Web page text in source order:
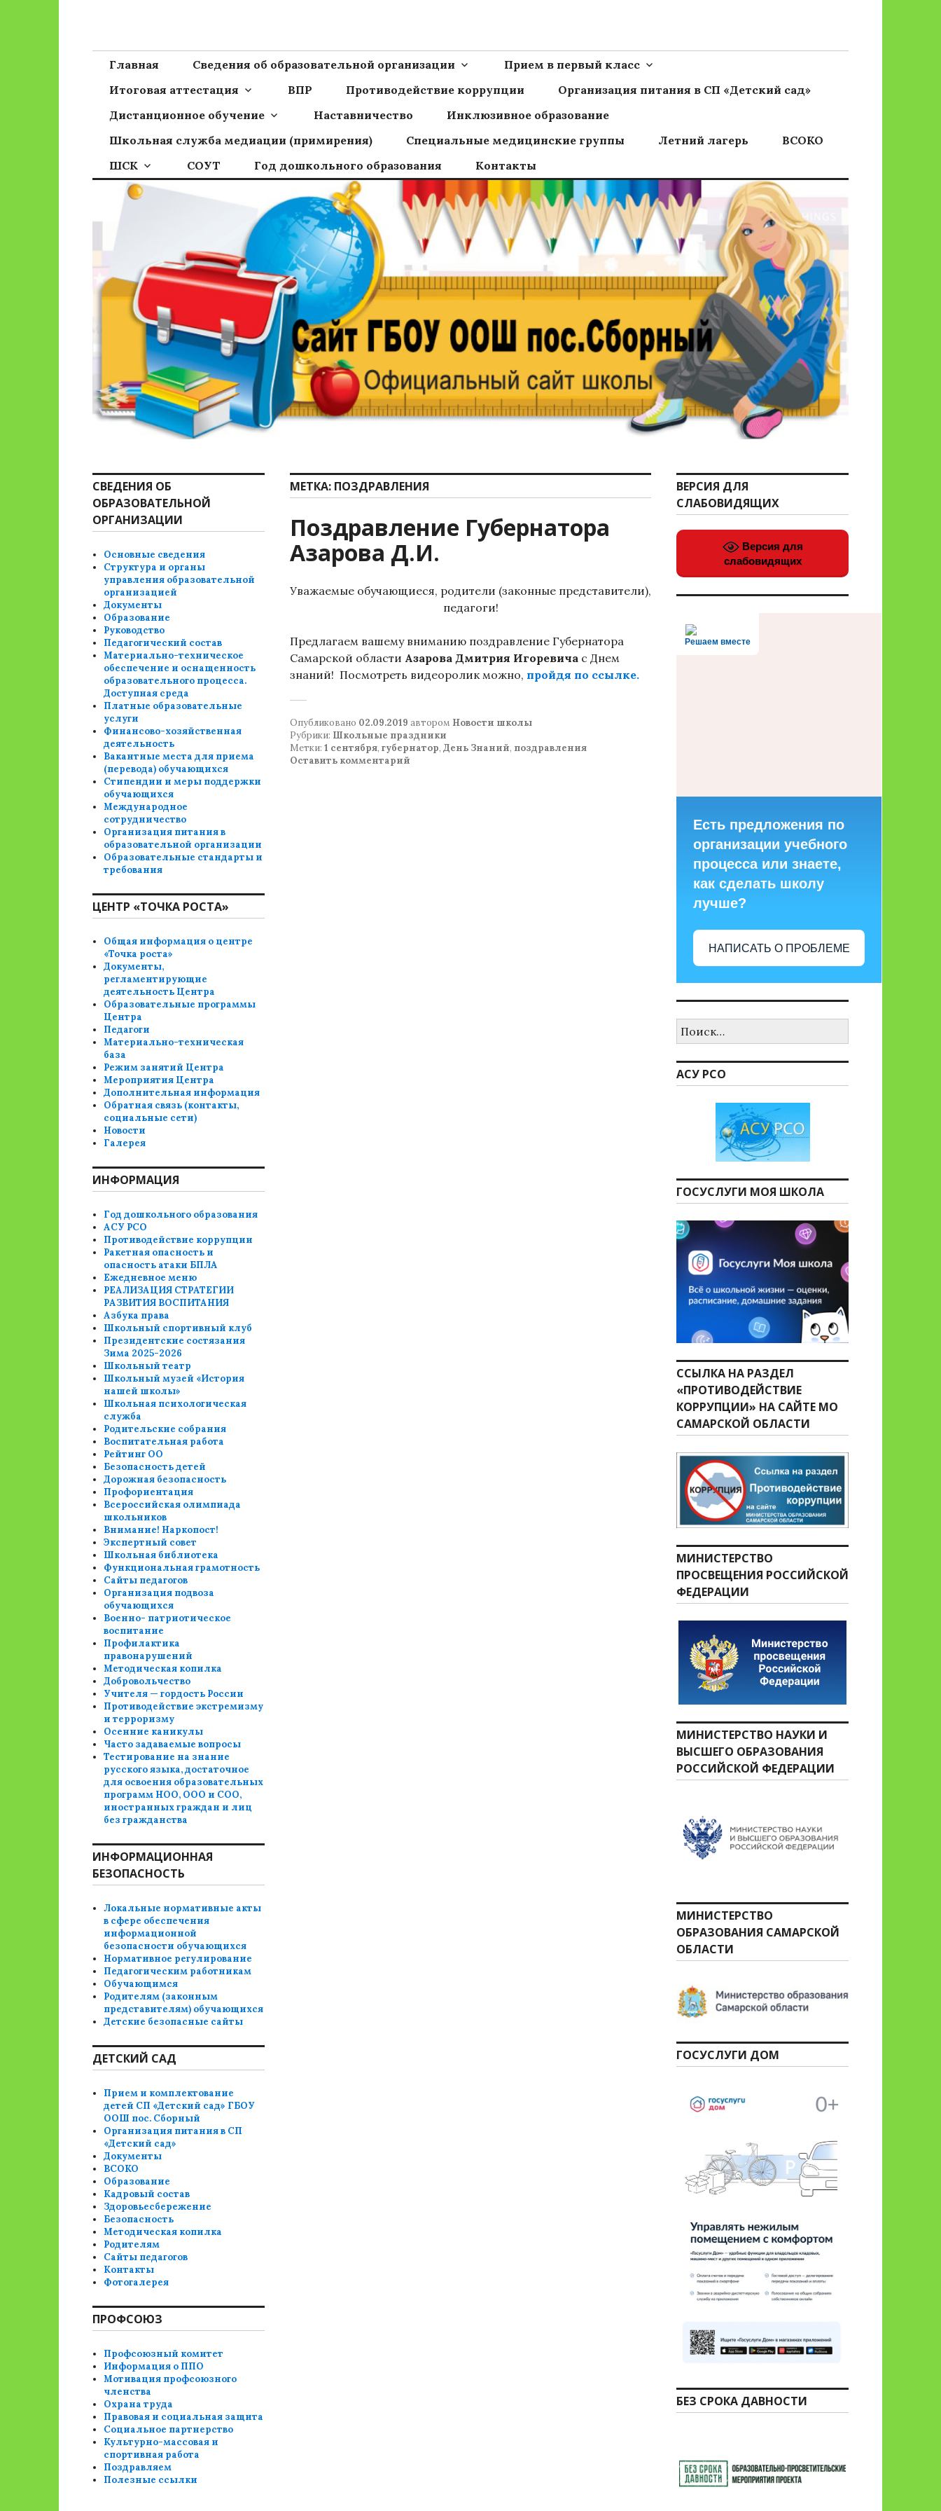
Сайт ГБОУ ООШ пос.Сборный
Главная Сведения об образовательной организации
Прием в первый класс
Итоговая аттестация
ВПР Противодействие коррупции
Организация питания в СП «Детский сад»
Дистанционное обучение
Наставничество
Инклюзивное образование
Школьная служба медиации (примирения)
Специальные медицинские группы Летний лагерь
ВСОКО
ШСК
СОУТ Год дошкольного образования Контакты
МЕТКА: ПОЗДРАВЛЕНИЯ
Поздравление Губернатора
Азарова Д.И.
Уважаемые обучающиеся, родители (законные представители),
педагоги!
Предлагаем вашему вниманию поздравление Губернатора
Самарской области Азарова Дмитрия Игоревича с Днем
знаний! Посмотреть видеоролик можно, пройдя по ссылке.
Опубликовано 02.09.2019 автором Новости школы
Рубрики: Школьные праздники
Метки: 1 сентября, губернатор, День Знаний, поздравления
Оставить комментарий
СВЕДЕНИЯ ОБ
ОБРАЗОВАТЕЛЬНОЙ
ОРГАНИЗАЦИИ
Основные сведения
Структура и органы
управления образовательной
организацией
Документы
Образование
Руководство
Педагогический состав
Материально-техническое
обеспечение и оснащенность
образовательного процесса.
Доступная среда
Платные образовательные
услуги
Финансово-хозяйственная
деятельность
Вакантные места для приема
(перевода) обучающихся
Стипендии и меры поддержки
обучающихся
Международное
сотрудничество
Организация питания в
образовательной организации
Образовательные стандарты и
требования
ЦЕНТР «ТОЧКА РОСТА»
Общая информация о центре
«Точка роста»
Документы,
регламентирующие
деятельность Центра
Образовательные программы
Центра
Педагоги
Материально-техническая
база
Режим занятий Центра
Мероприятия Центра
Дополнительная информация
Обратная связь (контакты,
социальные сети)
Новости
Галерея
ИНФОРМАЦИЯ
Год дошкольного образования
АСУ РСО
Противодействие коррупции
Ракетная опасность и
опасность атаки БПЛА
Ежедневное меню
РЕАЛИЗАЦИЯ СТРАТЕГИИ
РАЗВИТИЯ ВОСПИТАНИЯ
Азбука права
Школьный спортивный клуб
Президентские состязания
Зима 2025-2026
Школьный театр
Школьный музей «История
нашей школы»
Школьная психологическая
служба
Родительские собрания
Воспитательная работа
Рейтинг ОО
Безопасность детей
Дорожная безопасность
Профориентация
Всероссийская олимпиада
школьников
Внимание! Наркопост!
Экспертный совет
Школьная библиотека
Функциональная грамотность
Сайты педагогов
Организация подвоза
обучающихся
Военно- патриотическое
воспитание
Профилактика
правонарушений
Методическая копилка
Добровольчество
Учителя — гордость России
Противодействие экстремизму
и терроризму
Осенние каникулы
Часто задаваемые вопросы
Тестирование на знание
русского языка, достаточное
для освоения образовательных
программ НОО, ООО и СОО,
иностранных граждан и лиц
без гражданства
ИНФОРМАЦИОННАЯ
БЕЗОПАСНОСТЬ
Локальные нормативные акты
в сфере обеспечения
информационной
безопасности обучающихся
Нормативное регулирование
Педагогическим работникам
Обучающимся
Родителям (законным
представителям) обучающихся
Детские безопасные сайты
ДЕТСКИЙ САД
Прием и комплектование
детей СП «Детский сад» ГБОУ
ООШ пос. Сборный
Организация питания в СП
«Детский сад»
Документы
ВСОКО
Образование
Кадровый состав
Здоровьесбережение
Безопасность
Методическая копилка
Родителям
Сайты педагогов
Контакты
Фотогалерея
ПРОФСОЮЗ
Профсоюзный комитет
Информация о ППО
Мотивация профсоюзного
членства
Охрана труда
Правовая и социальная защита
Социальное партнерство
Культурно-массовая и
спортивная работа
Поздравляем
Полезные ссылки
ВЕРСИЯ ДЛЯ
СЛАБОВИДЯЩИХ
Версия для
слабовидящих
Решаем вместе
Есть предложения по
организации учебного
процесса или знаете,
как сделать школу
лучше?
НАПИСАТЬ О ПРОБЛЕМЕ
АСУ РСО
ГОСУСЛУГИ МОЯ ШКОЛА
ССЫЛКА НА РАЗДЕЛ
«ПРОТИВОДЕЙСТВИЕ
КОРРУПЦИИ» НА САЙТЕ МО
САМАРСКОЙ ОБЛАСТИ
МИНИСТЕРСТВО
ПРОСВЕЩЕНИЯ РОССИЙСКОЙ
ФЕДЕРАЦИИ
МИНИСТЕРСТВО НАУКИ И
ВЫСШЕГО ОБРАЗОВАНИЯ
РОССИЙСКОЙ ФЕДЕРАЦИИ
МИНИСТЕРСТВО
ОБРАЗОВАНИЯ САМАРСКОЙ
ОБЛАСТИ
ГОСУСЛУГИ ДОМ
БЕЗ СРОКА ДАВНОСТИ